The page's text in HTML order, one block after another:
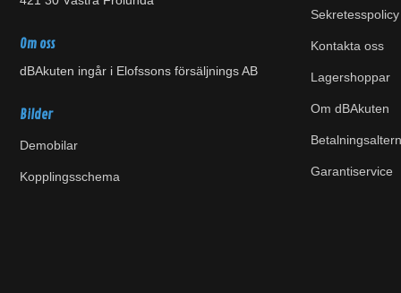
Om oss
dBAkuten ingår i Elofssons försäljnings AB
Bilder
Demobilar
Kopplingsschema
Sekretesspolicy
Kontakta oss
Lagershoppar
Om dBAkuten
Garantiservice